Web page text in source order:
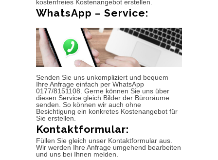
kostenfreies Kostenangebot erstellen.
WhatsApp – Service:
Senden Sie uns unkompliziert und bequem
Ihre Anfrage einfach per WhatsApp
0177/8151108. Gerne können Sie uns über
diesen Service gleich Bilder der Büroräume
senden. So können wir auch ohne
Besichtigung ein konkretes Kostenangebot für
Sie erstellen.
Kontaktformular:
Füllen Sie gleich unser Kontaktformular aus.
Wir werden Ihre Anfrage umgehend bearbeiten
und uns bei Ihnen melden.